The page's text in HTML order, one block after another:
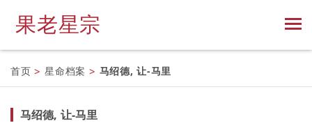
果老星宗
首页 > 星命档案 > 马绍德, 让-马里
马绍德, 让-马里